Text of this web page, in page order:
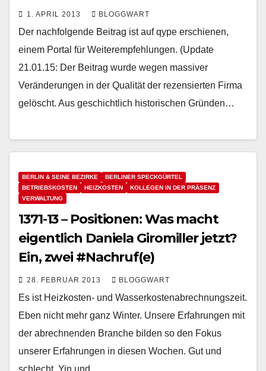
1. APRIL 2013 BLOGGWART
Der nachfolgende Beitrag ist auf qype erschienen,
einem Portal für Weiterempfehlungen. (Update
21.01.15: Der Beitrag wurde wegen massiver
Veränderungen in der Qualität der rezensierten Firma
gelöscht. Aus geschichtlich historischen Gründen…
BERLIN & SEINE BEZIRKE
BERLINER SPECKGÜRTEL
BETRIEBSKOSTEN
HEIZKOSTEN
KOLLEGEN IN DER PRÄSENZ
VERWALTUNG
1371-13 – Positionen: Was macht
eigentlich Daniela Giromiller jetzt?
Ein, zwei #Nachruf(e)
28. FEBRUAR 2013 BLOGGWART
Es ist Heizkosten- und Wasserkostenabrechnungszeit.
Eben nicht mehr ganz Winter. Unsere Erfahrungen mit
der abrechnenden Branche bilden so den Fokus
unserer Erfahrungen in diesen Wochen. Gut und
schlecht, Yin und…